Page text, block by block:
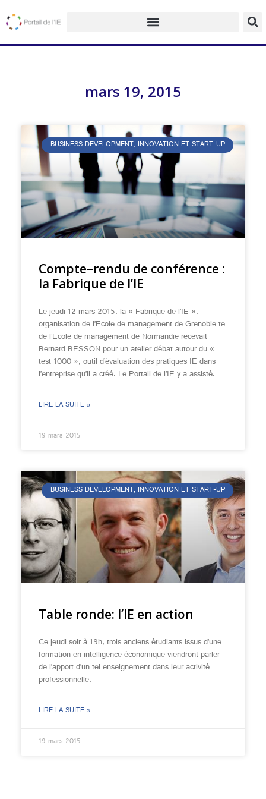
mars 19, 2015
BUSINESS DEVELOPMENT, INNOVATION ET START-UP
Compte–rendu de conférence :
la Fabrique de l’IE
Le jeudi 12 mars 2015, la « Fabrique de l’IE »,
organisation de l’Ecole de management de Grenoble te
de l’Ecole de management de Normandie recevait
Bernard BESSON pour un atelier débat autour du «
test 1000 », outil d’évaluation des pratiques IE dans
l’entreprise qu’il a créé. Le Portail de l’IE y a assisté.
LIRE LA SUITE »
19 mars 2015
BUSINESS DEVELOPMENT, INNOVATION ET START-UP
Table ronde: l’IE en action
Ce jeudi soir à 19h, trois anciens étudiants issus d’une
formation en intelligence économique viendront parler
de l’apport d’un tel enseignement dans leur activité
professionnelle.
LIRE LA SUITE »
19 mars 2015